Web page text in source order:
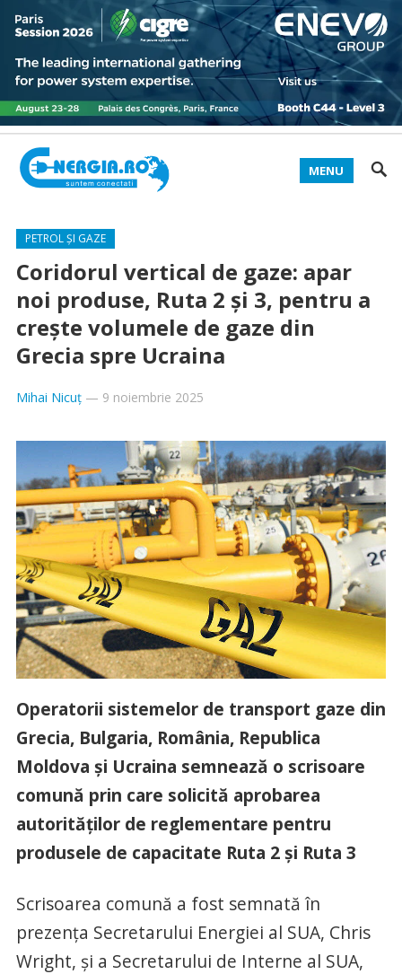
MENU
PETROL ȘI GAZE
Coridorul vertical de gaze: apar
noi produse, Ruta 2 și 3, pentru a
crește volumele de gaze din
Grecia spre Ucraina
Mihai Nicuț— 9 noiembrie 2025
Operatorii sistemelor de transport gaze din
Grecia, Bulgaria, România, Republica
Moldova și Ucraina semnează o scrisoare
comună prin care solicită aprobarea
autorităților de reglementare pentru
produsele de capacitate Ruta 2 și Ruta 3
Scrisoarea comună a fost semnată în
prezența Secretarului Energiei al SUA, Chris
Wright, și a Secretarului de Interne al SUA,